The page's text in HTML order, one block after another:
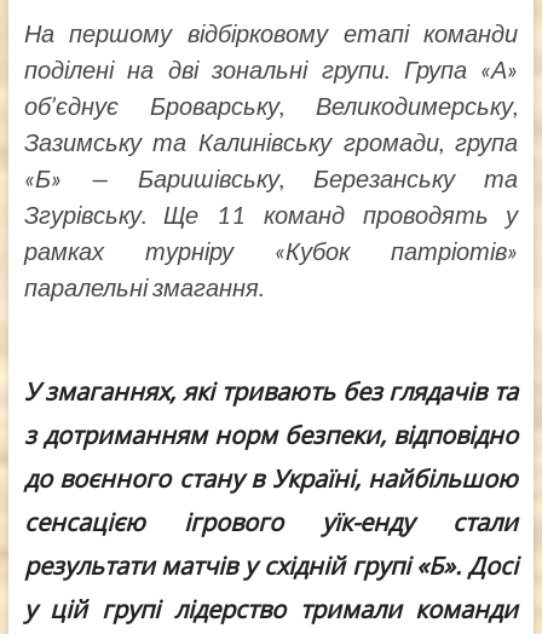
На першому відбірковому етапі команди
поділені на дві зональні групи. Група «А»
об’єднуєБроварську, Великодимерську,
Зазимську та Калинівську громади, група
«Б» — Баришівську, Березанську та
Згурівську. Ще 11 команд проводять у
рамках турніру «Кубок патріотів»
паралельні змагання.
У змаганнях, які тривають без глядачів та
з дотриманням норм безпеки, відповідно
до воєнного стану в Україні, найбільшою
сенсацією ігрового уїк-енду стали
результати матчів у східній групі «Б». Досі
у цій групі лідерство тримали команди